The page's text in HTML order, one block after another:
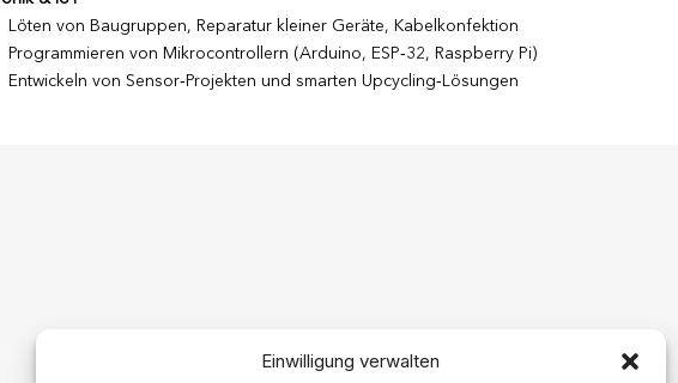
Einwilligung verwalten
Löten von Baugruppen, Reparatur kleiner Geräte, Kabel­konfektion
Programmieren von Mikrocontrollern (Arduino, ESP‑32, Raspberry Pi)
Entwickeln von Sensor‑Projekten und smarten Upcycling‑Lösungen